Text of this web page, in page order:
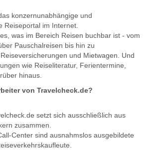
konzernunabhängige und
Reiseportal im Internet.
was im Bereich Reisen buchbar ist - vom
Pauschalreisen bis hin zu
und Mietwagen. Und
wie Reiseliteratur, Ferientermine,
hinaus.
von Travelcheck.de?
setzt sich ausschließlich aus
zusammen.
Center sind ausnahmslos ausgebildete